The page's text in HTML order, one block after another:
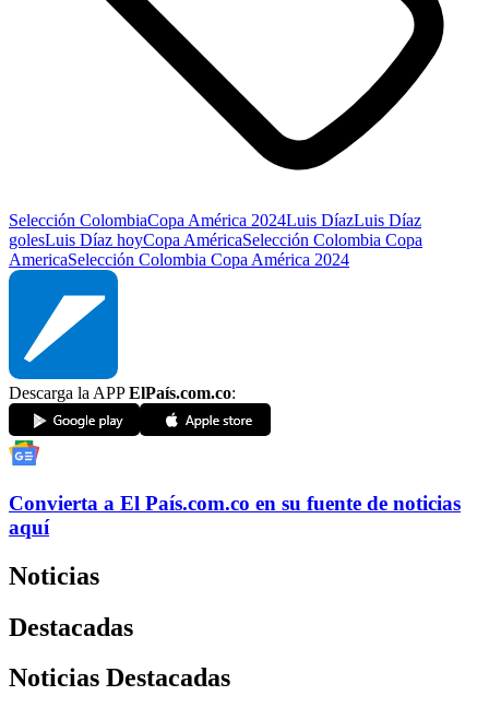
Selección ColombiaCopa América 2024Luis DíazLuis Díaz
golesLuis Díaz hoyCopa AméricaSelección Colombia Copa
AmericaSelección Colombia Copa América 2024
Descarga la APPElPaís.com.co:
Convierta a El País.com.co en su fuente de noticias
aquí
Noticias
Destacadas
Noticias Destacadas